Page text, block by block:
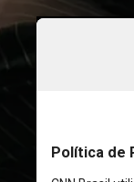
a
de